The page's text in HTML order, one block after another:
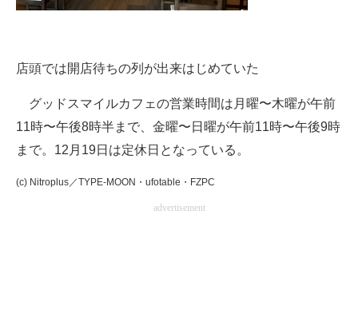
店頭では開店待ちの列が出来はじめていた
グッドスマイルカフェの営業時間は月曜〜木曜が午前
11時〜午後8時半まで、金曜〜日曜が午前11時〜午後9時
まで。12月19日は定休日となっている。
(c) Nitroplus／TYPE-MOON・ufotable・FZPC
advertisement